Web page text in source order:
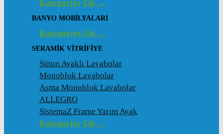
Kategoriye Git →
BANYO MOBILYALARI
Kategoriye Git →
SERAMIK VITRIFIYE
Sütun Ayaklı Lavabolar
Monoblok Lavabolar
Asma Monoblok Lavabolar
ALLEGRO
SistemaZ Frame Yarım Ayak
Kategoriye Git →